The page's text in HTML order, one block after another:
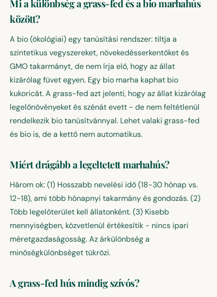
Mi a különbség a grass-fed és a bio marhahús
között?
A bio (ökológiai) egy tanúsítási rendszer: tiltja a
szintetikus vegyszereket, növekedésserkentőket és
GMO takarmányt, de nem írja elő, hogy az állat
kizárólag füvet egyen. Egy bio marha kaphat bio
kukoricát. A grass-fed azt jelenti, hogy az állat kizárólag
legelőnövényeket és szénát evett - de nem feltétlenül
rendelkezik bio tanúsítvánnyal. Lehet valaki grass-fed
és bio is, de a kettő nem automatikus.
Miért drágább a legeltetett marhahús?
Három ok: (1) Hosszabb nevelési idő (18-30 hónap vs.
12-18), ami több hónapnyi takarmány és gondozás. (2)
Több legelőterület kell állatonként. (3) Kisebb
mennyiségben, közvetlenül értékesítik - nincs ipari
méretgazdaságosság. Az árkülönbség a
minőségkülönbséget tükrözi.
A grass-fed hús mindig szívós?